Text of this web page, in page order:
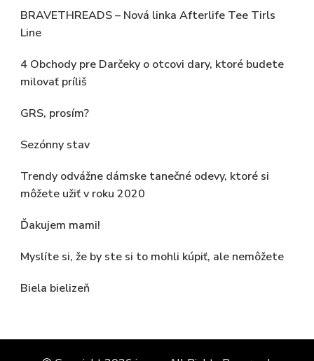
BRAVETHREADS – Nová linka Afterlife Tee Tirls
Line
4 Obchody pre Darčeky o otcovi dary, ktoré budete
milovať príliš
GRS, prosím?
Sezónny stav
Trendy odvážne dámske tanečné odevy, ktoré si
môžete užiť v roku 2020
Ďakujem mami!
Myslíte si, že by ste si to mohli kúpiť, ale nemôžete
Biela bielizeň